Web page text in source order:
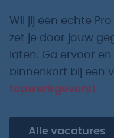
Wil jij een echte
zet je door jouw
laten. Ga ervoor
binnenkort bij een
topwerkgevers!
Alle vacatures